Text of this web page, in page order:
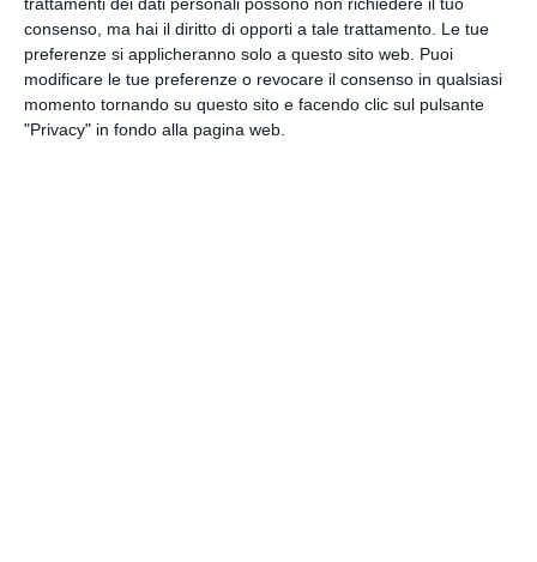
consenso, ma hai il diritto di opporti a tale trattamento. Le tue
preferenze si applicheranno solo a questo sito web. Puoi
modificare le tue preferenze o revocare il consenso in qualsiasi
momento tornando su questo sito e facendo clic sul pulsante
"Privacy" in fondo alla pagina web.
Ti amo - messaggio d'amore con francobolli